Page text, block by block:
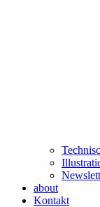
about
Kontakt